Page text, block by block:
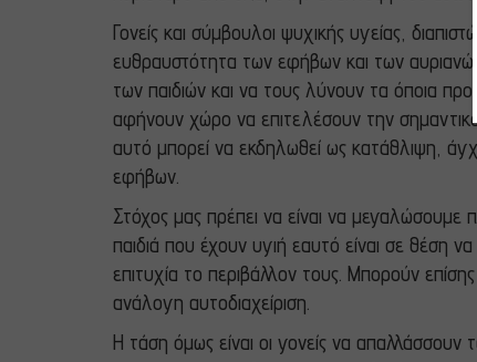
Γονείς και σύμβουλοι ψυχικής υγείας,
ευθραυστότητα των εφήβων και των
των παιδιών και να τους λύνουν τα όποια
αφήνουν χώρο να επιτελέσουν την
αυτό μπορεί να εκδηλωθεί ως κατάθλιψη,
εφήβων.
Στόχος μας πρέπει να είναι να μεγαλώσουμε
παιδιά που έχουν υγιή εαυτό είναι σε θέση
επιτυχία το περιβάλλον τους. Μπορούν
ανάλογη αυτοδιαχείριση.
Η τάση όμως είναι οι γονείς να απαλλάσσουν